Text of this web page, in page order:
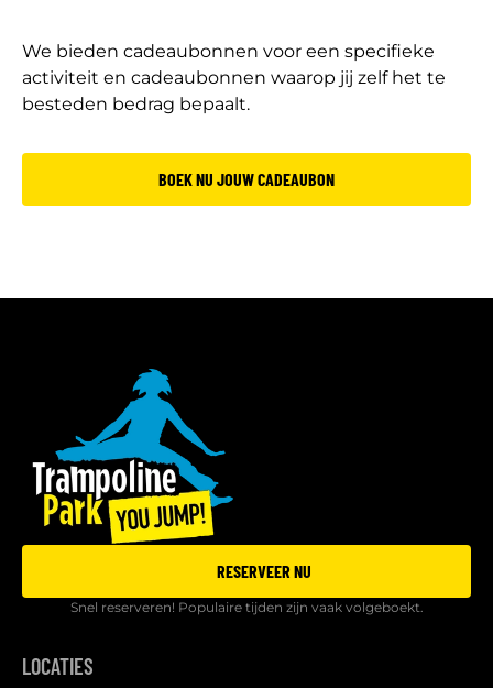
We bieden cadeaubonnen voor een specifieke
activiteit en cadeaubonnen waarop jij zelf het te
besteden bedrag bepaalt.
BOEK NU JOUW CADEAUBON
RESERVEER NU
Snel reserveren! Populaire tijden zijn vaak volgeboekt.
LOCATIES